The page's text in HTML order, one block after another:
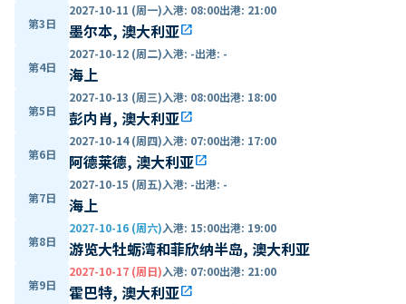
第3日
2027-10-11 (周一)入港: 08:00出港: 21:00
墨尔本, 澳大利亚open_in_new
第4日
2027-10-12 (周二)入港: -出港: -
海上
第5日
2027-10-13 (周三)入港: 08:00出港: 18:00
彭内肖, 澳大利亚open_in_new
第6日
2027-10-14 (周四)入港: 07:00出港: 17:00
阿德莱德, 澳大利亚open_in_new
第7日
2027-10-15 (周五)入港: -出港: -
海上
第8日
2027-10-16 (周六)入港: 15:00出港: 19:00
游览大牡蛎湾和菲欣纳半岛, 澳大利亚
第9日
2027-10-17 (周日)入港: 07:00出港: 21:00
霍巴特, 澳大利亚open_in_new